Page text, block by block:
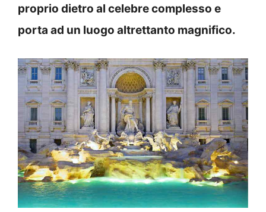
proprio dietro al celebre complesso e
porta ad un luogo altrettanto magnifico.